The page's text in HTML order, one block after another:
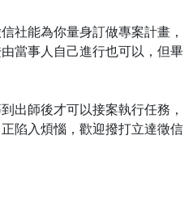
社能為你量身訂做專案計畫，
當事人自己進行也可以，但畢
出師後才可以接案執行任務，
陷入煩惱，歡迎撥打立達徵信